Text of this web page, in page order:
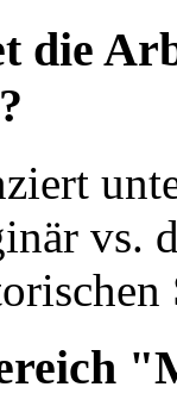
die
vs.